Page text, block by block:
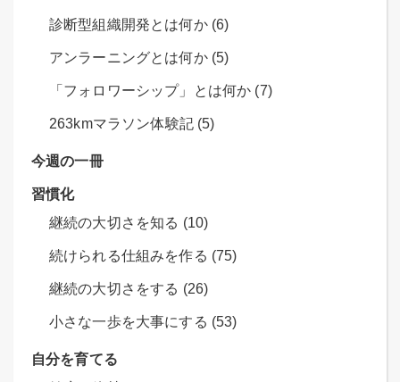
診断型組織開発とは何か (6)
アンラーニングとは何か (5)
「フォロワーシップ」とは何か (7)
263kmマラソン体験記 (5)
今週の一冊
習慣化
継続の大切さを知る (10)
続けられる仕組みを作る (75)
継続の大切さをする (26)
小さな一歩を大事にする (53)
自分を育てる